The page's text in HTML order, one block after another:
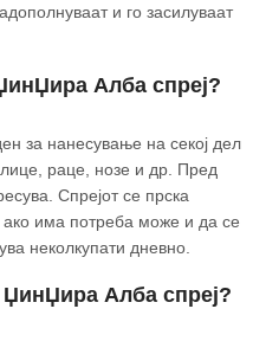
и го засилуваат
Алба спреј?
за нанесување на секој дел
раце, нозе и др. Пред
Спрејот се прска
има потреба може и да се
неколкупати дневно.
Алба спреј?